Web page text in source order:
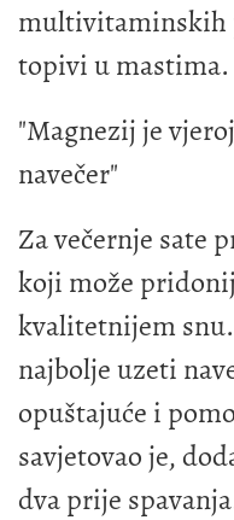
multivitaminskih
topivi u mastima.
"Magnezij je
navečer"
Za večernje sate
koji može
kvalitetnijem
najbolje uzeti
opuštajuće i
savjetovao je,
dva prije